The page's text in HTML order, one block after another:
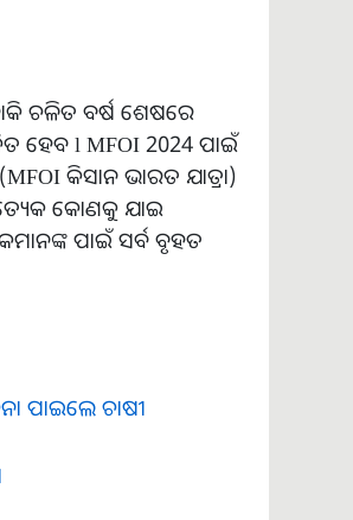
ଚଳିତ ବର୍ଷ ଶେଷରେ
ହେବ l MFOI 2024 ପାଇଁ
କିସାନ ଭାରତ ଯାତ୍ରା)
କୋଣକୁ ଯାଇ
ପାଇଁ ସର୍ବ ବୃହତ
ପାଇଲେ ଚାଷୀ